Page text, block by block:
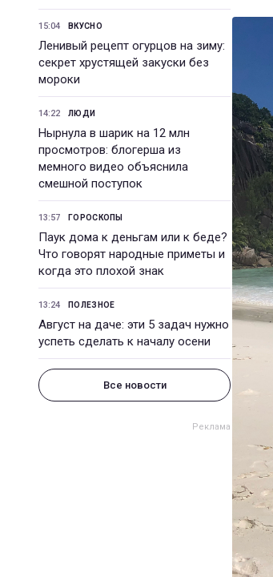
15:04 ВКУСНО
Ленивый рецепт огурцов на зиму:
секрет хрустящей закуски без
мороки
14:22 ЛЮДИ
Нырнула в шарик на 12 млн
просмотров: блогерша из
мемного видео объяснила
смешной поступок
13:57 ГОРОСКОПЫ
Паук дома к деньгам или к беде?
Что говорят народные приметы и
когда это плохой знак
13:24 ПОЛЕЗНОЕ
Август на даче: эти 5 задач нужно
успеть сделать к началу осени
Все новости